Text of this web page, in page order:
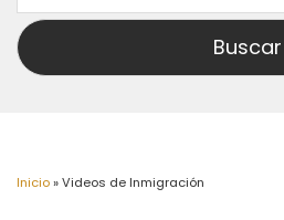
Inicio»Videos de Inmigración